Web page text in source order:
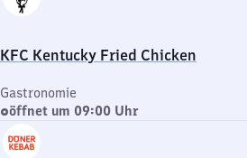
KFC Kentucky Fried Chicken
Gastronomie
öffnet um 09:00 Uhr